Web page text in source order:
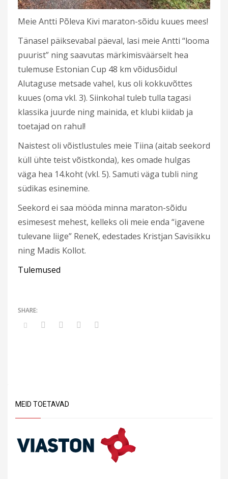
Meie Antti Põleva Kivi maraton-sõidu kuues mees!
Tänasel päiksevabal päeval, lasi meie Antti “looma
puurist” ning saavutas märkimisväärselt hea
tulemuse Estonian Cup 48 km võidusõidul
Alutaguse metsade vahel, kus oli kokkuvõttes
kuues (oma vkl. 3). Siinkohal tuleb tulla tagasi
klassika juurde ning mainida, et klubi kiidab ja
toetajad on rahul!
Naistest oli võistlustules meie Tiina (aitab seekord
küll ühte teist võistkonda), kes omade hulgas
väga hea 14.koht (vkl. 5). Samuti väga tubli ning
südikas esinemine.
Seekord ei saa mööda minna maraton-sõidu
esimesest mehest, kelleks oli meie enda “igavene
tulevane liige” ReneK, edestades Kristjan Savisikku
ning Madis Kollot.
Tulemused
MEID TOETAVAD